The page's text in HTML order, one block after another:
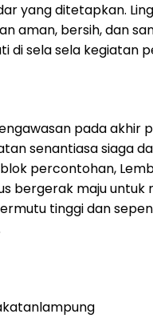
yang ditetapkan.
aman, bersih, dan
di sela sela kegiatan
pada akhir
senantiasa siaga
percontohan,
bergerak maju
tinggi dan